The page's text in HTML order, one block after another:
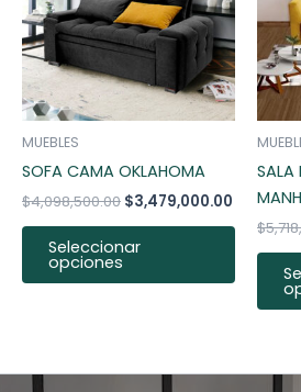
MUEBLES
SOFA CAMA OKLAHOMA
$4,098,500.00 $3,479,000.00
Seleccionar
opciones
Las
se
página
SALA
$